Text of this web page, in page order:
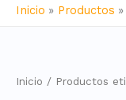
Inicio Productos
Inicio / Productos